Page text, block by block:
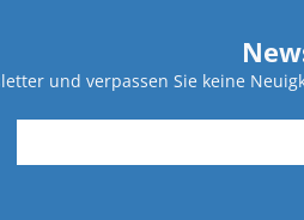
und verpassen Sie keine